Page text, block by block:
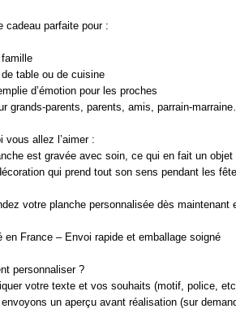
cadeau parfaite pour :
de table ou de cuisine
d’émotion pour les proches
grands-parents, parents, amis, parrain-
vous allez l’aimer :
est gravée avec soin, ce qui en fait un
qui prend tout son sens pendant les
votre planche personnalisée dès
en France – Envoi rapide et emballage soigné
personnaliser ?
votre texte et vos souhaits (motif, police,
un aperçu avant réalisation (sur